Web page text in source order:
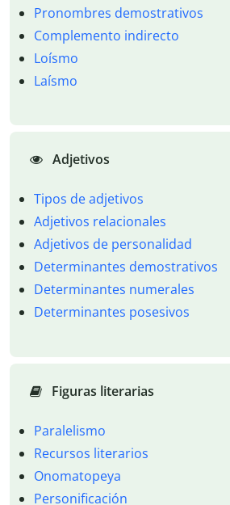
Pronombres demostrativos
Complemento indirecto
Loísmo
Laísmo
Adjetivos
Tipos de adjetivos
Adjetivos relacionales
Adjetivos de personalidad
Determinantes demostrativos
Determinantes numerales
Determinantes posesivos
Figuras literarias
Paralelismo
Recursos literarios
Onomatopeya
Personificación